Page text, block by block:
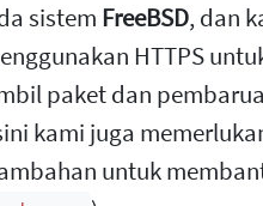
sistem FreeBSD, dan
HTTPS
paket dan
kami juga
untuk